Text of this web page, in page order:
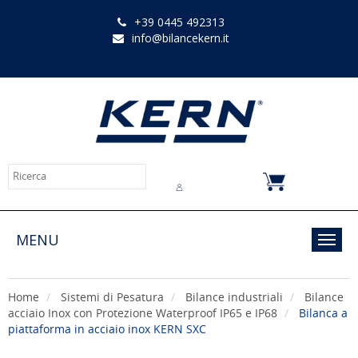
+39 0445 492313
info@bilancekern.it
MENU
Home Sistemi di Pesatura Bilance industriali
Bilance
acciaio Inox con Protezione Waterproof IP65 e IP68
Bilanca a
piattaforma in acciaio inox KERN SXC